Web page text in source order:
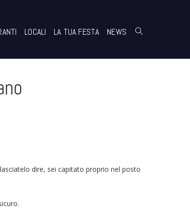
LOCALI LA TUA FESTA NEWS
dire, sei capitato proprio nel posto